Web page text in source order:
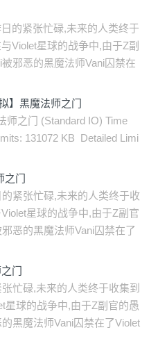
的紧张忙碌,未来的人类终于
Violet星球的战争中,由于Z副
邪恶的黑魔法师Vani囚禁在
】黑魔法师之门
师之门 (Standard IO) Time
131072 KB Detailed Limi
之门
紧张忙碌,未来的人类终于收
星球的战争中,由于Z副官
恶的黑魔法师Vani囚禁在了
门
忙碌,未来的人类终于收集到
星球的战争中,由于Z副官的愚
黑魔法师Vani囚禁在了Violet